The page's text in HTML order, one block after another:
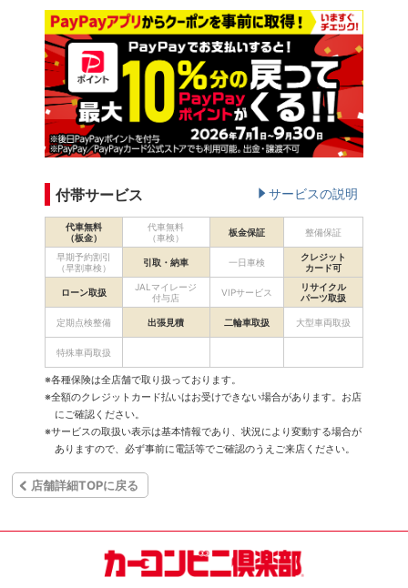
付帯サービス サービスの説明
代車無料
（板金）
代車無料
（車検）
板金保証 整備保証
早期予約割引
（早割車検）
引取・納車 一日車検
クレジット
カード可
ローン取扱
JALマイレージ
付与店
VIPサービス
リサイクル
パーツ取扱
定期点検整備 出張見積 二輪車取扱 大型車両取扱
特殊車両取扱
※各種保険は全店舗で取り扱っております。
※全額のクレジットカード払いはお受けできない場合があります。お店
にご確認ください。
※サービスの取扱い表示は基本情報であり、状況により変動する場合が
ありますので、必ず事前に電話等でご確認のうえご来店ください。
店舗詳細TOPに戻る